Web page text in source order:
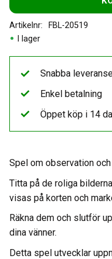
I lager
Artikelnr FBL-20519
Spel om observation
Titta på de roliga
visas på korten och
Räkna dem och slutför
dina vänner.
Detta spel utvecklar
Snabba
Enkel betalning
Öppet köp i 14